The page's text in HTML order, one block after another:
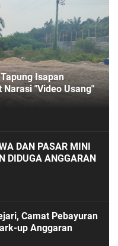
Isapan
"Video Usang"
DAN PASAR MINI
DIDUGA ANGGARAN
Camat Pebayuran
up Anggaran